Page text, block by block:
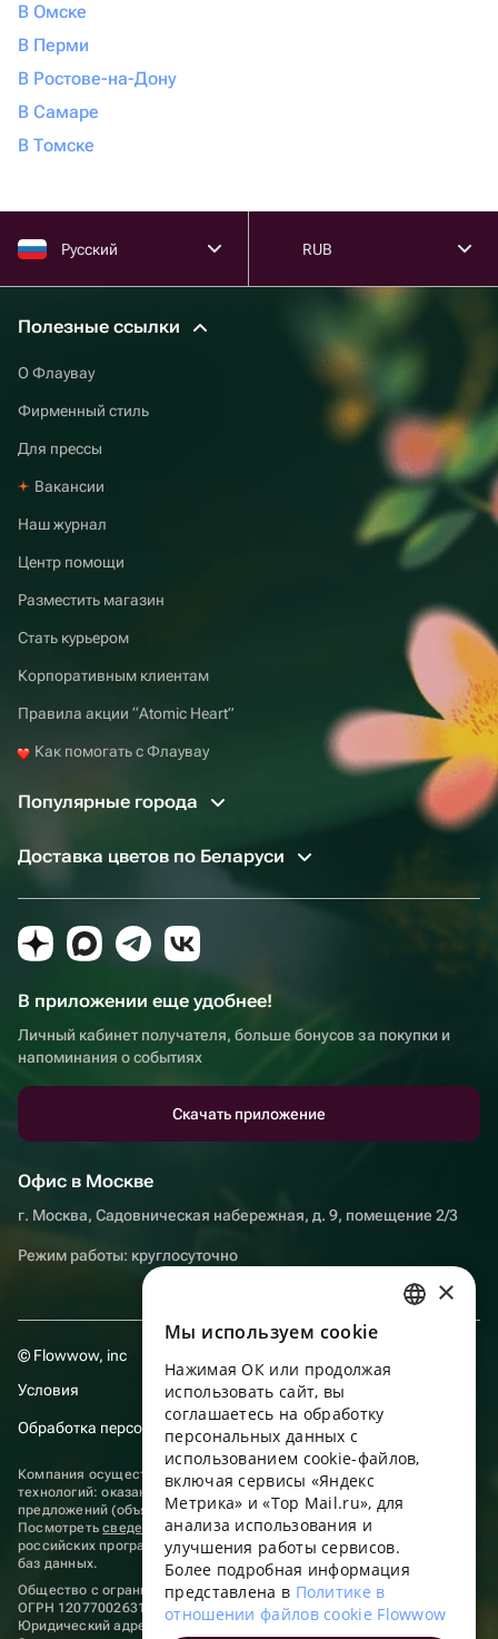
В Омске
В Перми
В Ростове-на-Дону
В Самаре
В Томске
Русский RUB
Полезные ссылки
О Флаувау
Фирменный стиль
Для прессы
Вакансии
Наш журнал
Центр помощи
Разместить магазин
Стать курьером
Корпоративным клиентам
Правила акции “Atomic Heart”
Как помогать с Флаувау
Популярные города
Доставка цветов по Беларуси
В приложении еще удобнее!
Личный кабинет получателя, больше бонусов за покупки и
напоминания о событиях
Скачать приложение
Офис в Москве
г. Москва, Садовническая набережная, д. 9, помещение 2/3
Режим работы: круглосуточно
© Flowwow, inc
Условия
Обработка персональных данных
Компания осуществляет деятельность в области информационных
технологий: оказание услуг в сети “Интернет” по размещению
предложений (объявлений) продавцов о реализации товаров.
Посмотретьсведения о программах, включенных в реестр
российских программ для электронных вычислительных машин и
баз данных.
Общество с ограниченной ответственностью «ФЛАУВАУ»
ОГРН 1207700263198, ИНН 9702020445
Юридический адрес: г. Москва, вн.тер. г. Муниципальный округ
ENGLISH
UKRAINIAN
PORTUGUESE
FRENCH
×
Мы используем сookie
Нажимая ОК или продолжая
использовать сайт, вы
соглашаетесь на обработку
персональных данных с
использованием cookie-файлов,
включая сервисы «Яндекс
Метрика» и «Top Mail.ru», для
анализа использования и
улучшения работы сервисов.
Более подробная информация
представлена в Политике в
отношении файлов cookie Flowwow